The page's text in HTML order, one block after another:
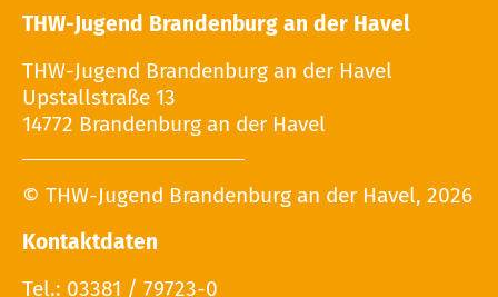
THW-Jugend Brandenburg an der Havel
THW-Jugend Brandenburg an der Havel
Upstallstraße 13
14772 Brandenburg an der Havel
© THW-Jugend Brandenburg an der Havel, 2026
Kontaktdaten
Tel.: 03381 / 79723-0